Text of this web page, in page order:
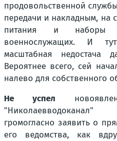
продовольственной
передачи и накладным, на
питания и наборы
военнослужащих. И
масштабная недостача
Вероятнее всего, сей
налево для собственного
Не успел
громогласно заявить о
его ведомства, как